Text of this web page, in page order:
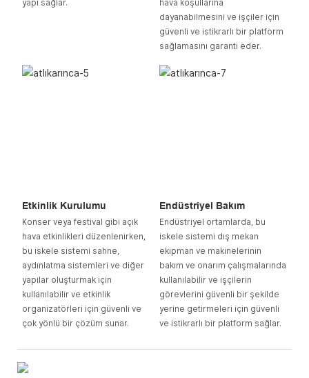
yapı sağlar.
hava koşullarına
dayanabilmesini ve işçiler için
güvenli ve istikrarlı bir platform
sağlamasını garanti eder.
Etkinlik Kurulumu
Konser veya festival gibi açık
hava etkinlikleri düzenlenirken,
bu iskele sistemi sahne,
aydınlatma sistemleri ve diğer
yapılar oluşturmak için
kullanılabilir ve etkinlik
organizatörleri için güvenli ve
çok yönlü bir çözüm sunar.
Endüstriyel Bakım
Endüstriyel ortamlarda, bu
iskele sistemi dış mekan
ekipman ve makinelerinin
bakım ve onarım çalışmalarında
kullanılabilir ve işçilerin
görevlerini güvenli bir şekilde
yerine getirmeleri için güvenli
ve istikrarlı bir platform sağlar.